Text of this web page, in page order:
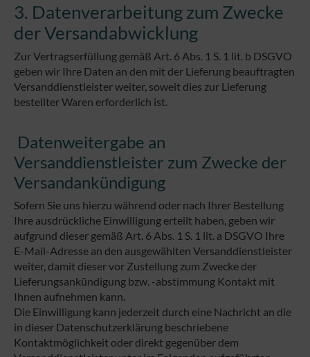
3. Datenverarbeitung zum Zwecke
der Versandabwicklung
Zur Vertragserfüllung gemäß Art. 6 Abs. 1 S. 1 lit. b DSGVO
geben wir Ihre Daten an den mit der Lieferung beauftragten
Versanddienstleister weiter, soweit dies zur Lieferung
bestellter Waren erforderlich ist.
Datenweitergabe an
Versanddienstleister zum Zwecke der
Versandankündigung
Sofern Sie uns hierzu während oder nach Ihrer Bestellung
Ihre ausdrückliche Einwilligung erteilt haben, geben wir
aufgrund dieser gemäß Art. 6 Abs. 1 S. 1 lit. a DSGVO Ihre
E-Mail-Adresse an den ausgewählten Versanddienstleister
weiter, damit dieser vor Zustellung zum Zwecke der
Lieferungsankündigung bzw. -abstimmung Kontakt mit
Ihnen aufnehmen kann.
Die Einwilligung kann jederzeit durch eine Nachricht an die
in dieser Datenschutzerklärung beschriebene
Kontaktmöglichkeit oder direkt gegenüber dem